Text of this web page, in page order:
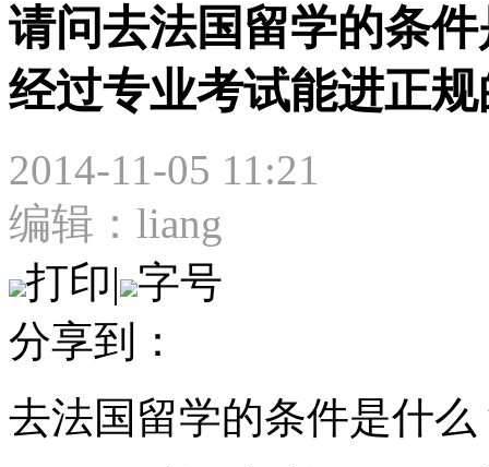
请问去法国留学的条
经过专业考试能进正
2014-11-05 11:21
编辑：liang
打印| 字号
分享到：
去法国留学的条件是什么